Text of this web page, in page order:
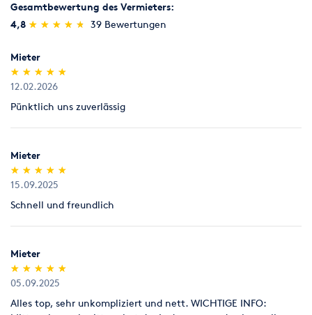
Rücknahme von Verbrauchsmaterial
Verbrauchsmaterial (z.B. Schleifpapiere für Parkettschleifer),
das nicht benutzt worden ist, nehmen wir innerhalb von 7
ungeöffnet (kein Anbruch).
Legitimation
Als Neukunde bitten wir Sie einen gültigen amtlichen
Gesamtbewertung des Vermieters:
4,8 (*)
★
★
(*) ★
★
(*) ★
★
(*) ★
★
(*) ★
★ 39 Bewertungen
Mieter
(*)
★
★
(*) ★
★
(*) ★
★
(*) ★
★
(*) ★
★
12.02.2026
Pünktlich uns zuverlässig
Mieter
(*)
★
★
(*) ★
★
(*) ★
★
(*) ★
★
(*) ★
★
15.09.2025
Schnell und freundlich
Mieter
(*)
★
★
(*) ★
★
(*) ★
★
(*) ★
★
(*) ★
★
05.09.2025
Alles top, sehr unkompliziert und nett. WICHTIGE INFO: